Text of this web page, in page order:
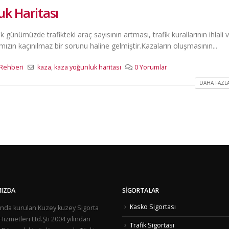
Haritası
trafikteki araç sayısının artması, trafik kurallarının ihlali
kaçınılmaz bir sorunu haline gelmiştir. ​​Kazaların oluşmasının...
kaza,kaza yoğunluk haritası 0 Yorumlar
DAHA
kurulan Kuzey kuzey Sigorta
Hizmetleri Ltd.Şti 2004 yılından
SIGORTALAR
Kasko Sigortası
Trafik Sigortası
Tutanağı büyük ilgi görüyor !
Kaçak binalar Zorunlu Deprem
kapsamında mıdır?